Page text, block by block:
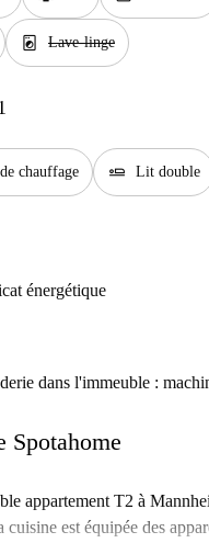
local_laundry_service Lave-linge
chauffage airline_seat_flat Lit double
énergétique
dans l'immeuble :
Spotahome
appartement T2 à
cuisine est équipée des